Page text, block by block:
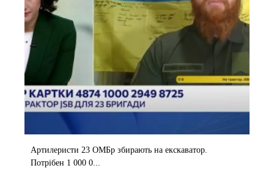
Артилеристи 23 ОМБр збирають на екскаватор.
Потрібен 1 000 0...